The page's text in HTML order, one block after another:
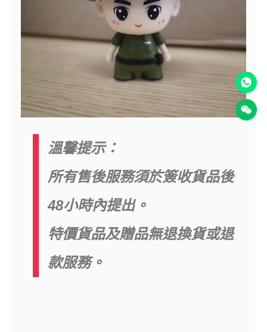
溫馨提示：
所有售後服務須於簽收貨品後
48小時內提出。
特價貨品及贈品無退換貨或退
款服務。